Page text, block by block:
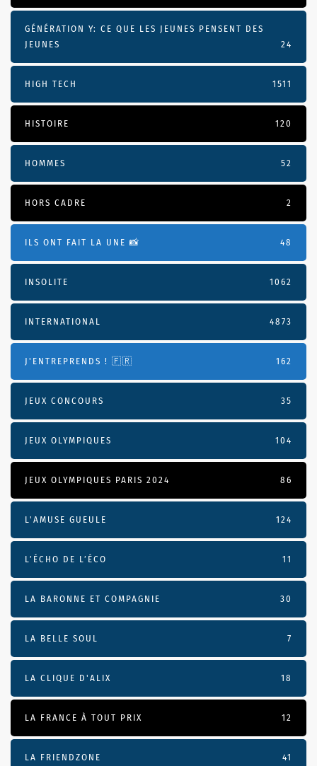
GÉNÉRATION Y: CE QUE LES JEUNES PENSENT DES
JEUNES
24
HIGH TECH 1511
HISTOIRE 120
HOMMES 52
HORS CADRE 2
ILS ONT FAIT LA UNE 📸 48
INSOLITE 1062
INTERNATIONAL 4873
J'ENTREPRENDS ! 🇫🇷 162
JEUX CONCOURS 35
JEUX OLYMPIQUES 104
JEUX OLYMPIQUES PARIS 2024 86
L'AMUSE GUEULE 124
L’ÉCHO DE L’ÉCO 11
LA BARONNE ET COMPAGNIE 30
LA BELLE SOUL 7
LA CLIQUE D'ALIX 18
LA FRANCE À TOUT PRIX 12
LA FRIENDZONE 41